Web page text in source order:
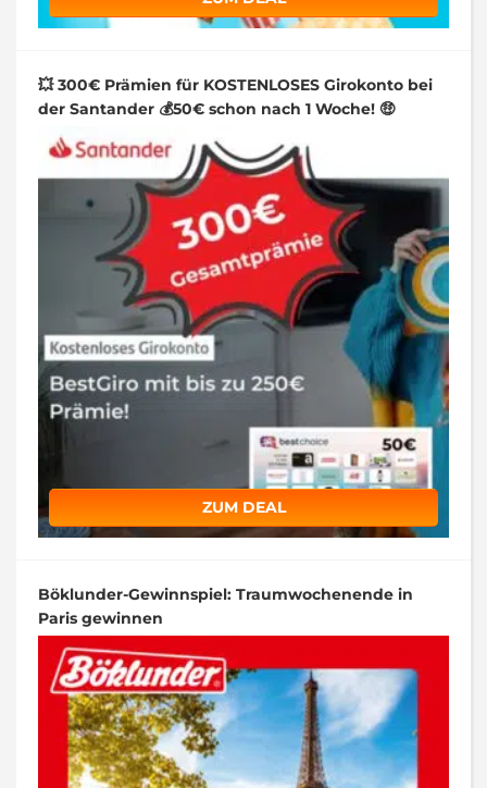
💥 300€ Prämien für KOSTENLOSES Girokonto bei
der Santander 💰50€ schon nach 1 Woche! 🤑
ZUM DEAL
Böklunder-Gewinnspiel: Traumwochenende in
Paris gewinnen